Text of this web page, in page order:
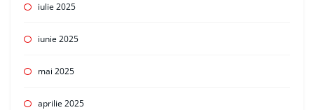
iulie 2025
iunie 2025
mai 2025
aprilie 2025